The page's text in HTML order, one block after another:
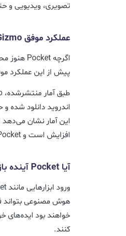
تصویری، ویدیویی و
عملکرد موفق Gizmo؛ نشانه‌ای از آینده Pocket
پیش از این عملکرد
این آمار نشان
افزایش است و Pocket نیز می‌تواند مسیر مشابهی را طی کند.
آیا Pocket آینده بازی‌سازی را تغییر می‌دهد؟
هوش مصنوعی بتواند
خواهند بود ایده‌های
کنند.